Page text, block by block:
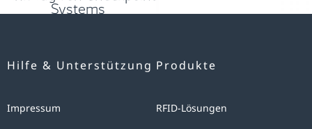
Produkte
RFID-Lösungen
Hilfe & Unterstützung
Impressum